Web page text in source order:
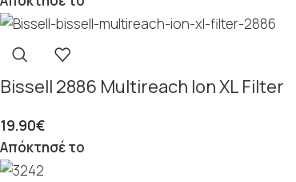
Bissell 2886 Multireach Ion XL Filter
19.90€
Απόκτησέ το